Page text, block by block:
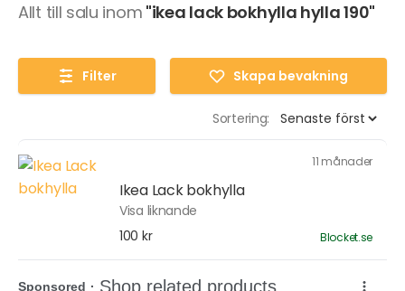
Allt till salu inom "ikea lack bokhylla hylla 190"
Filter Skapa bevakning
Sortering:
11 månader
Ikea Lack bokhylla
Visa liknande
100 kr
Blocket.se